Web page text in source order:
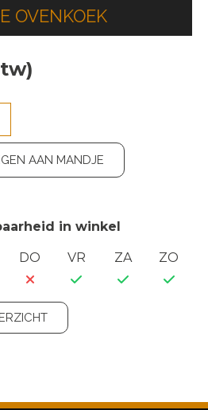
OVENKOEK
AAN MANDJE
in winkel
DO VR ZA ZO